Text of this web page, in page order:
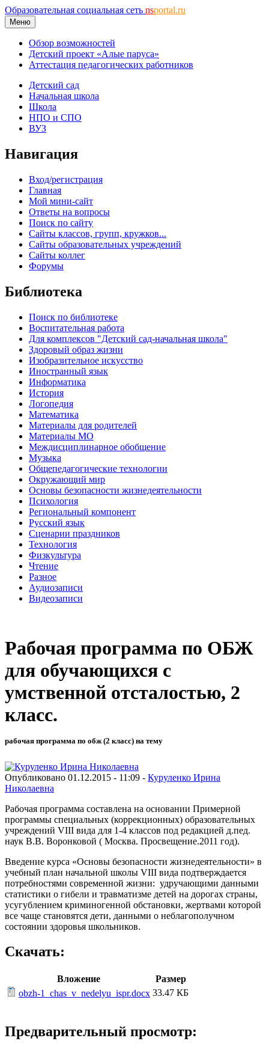
Образовательная социальная сеть nsportal.ru
Меню
Обзор возможностей
Детский проект «Алые паруса»
Аттестация педагогических работников
Детский сад
Начальная школа
Школа
НПО и СПО
ВУЗ
Навигация
Вход/регистрация
Главная
Мой мини-сайт
Ответы на вопросы
Поиск по сайту
Сайты классов, групп, кружков...
Сайты образовательных учреждений
Сайты коллег
Форумы
Библиотека
Поиск по библиотеке
Воспитательная работа
Для комплексов "Детский сад-начальная школа"
Здоровый образ жизни
Изобразительное искусство
Иностранный язык
Информатика
История
Логопедия
Математика
Материалы для родителей
Материалы МО
Междисциплинарное обобщение
Музыка
Общепедагогические технологии
Окружающий мир
Основы безопасности жизнедеятельности
Психология
Региональный компонент
Русский язык
Сценарии праздников
Технология
Физкультура
Чтение
Разное
Аудиозаписи
Видеозаписи
Рабочая программа по ОБЖ
для обучающихся с
умственной отсталостью, 2
класс.
рабочая программа по обж (2 класс) на тему
Опубликовано 01.12.2015 - 11:09 - Куруленко Ирина
Николаевна
Рабочая программа составлена на основании Примерной
программы специальных (коррекционных) образовательных
учреждений VIII вида для 1-4 классов под редакцией д.пед.
наук В.В. Воронковой ( Москва. Просвещение.2011 год).
Введение курса «Основы безопасности жизнедеятельности» в
учебный план начальной школы VIII вида подтверждается
потребностями современной жизни: удручающими данными
статистики о гибели и травматизме детей на дорогах страны,
усугублением криминогенной обстановки, жертвами которой
все чаще становятся дети, данными о неблагополучном
состоянии здоровья школьников.
Скачать:
Вложение
Размер
obzh-1_chas_v_nedelyu_ispr.docx 33.47 КБ
Предварительный просмотр: